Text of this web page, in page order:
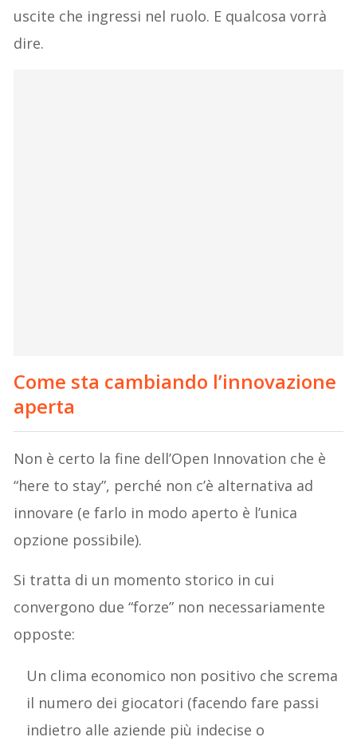
uscite che ingressi nel ruolo. E qualcosa vorrà
dire.
Come sta cambiando l’innovazione
aperta
Non è certo la fine dell’Open Innovation che è
“here to stay”, perché non c’è alternativa ad
innovare (e farlo in modo aperto è l’unica
opzione possibile).
Si tratta di un momento storico in cui
convergono due “forze” non necessariamente
opposte:
Un clima economico non positivo che screma
il numero dei giocatori (facendo fare passi
indietro alle aziende più indecise o